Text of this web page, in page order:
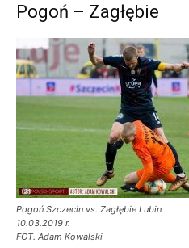
Pogoń – Zagłębie
Pogoń Szczecin vs. Zagłębie Lubin
10.03.2019 r.
FOT. Adam Kowalski